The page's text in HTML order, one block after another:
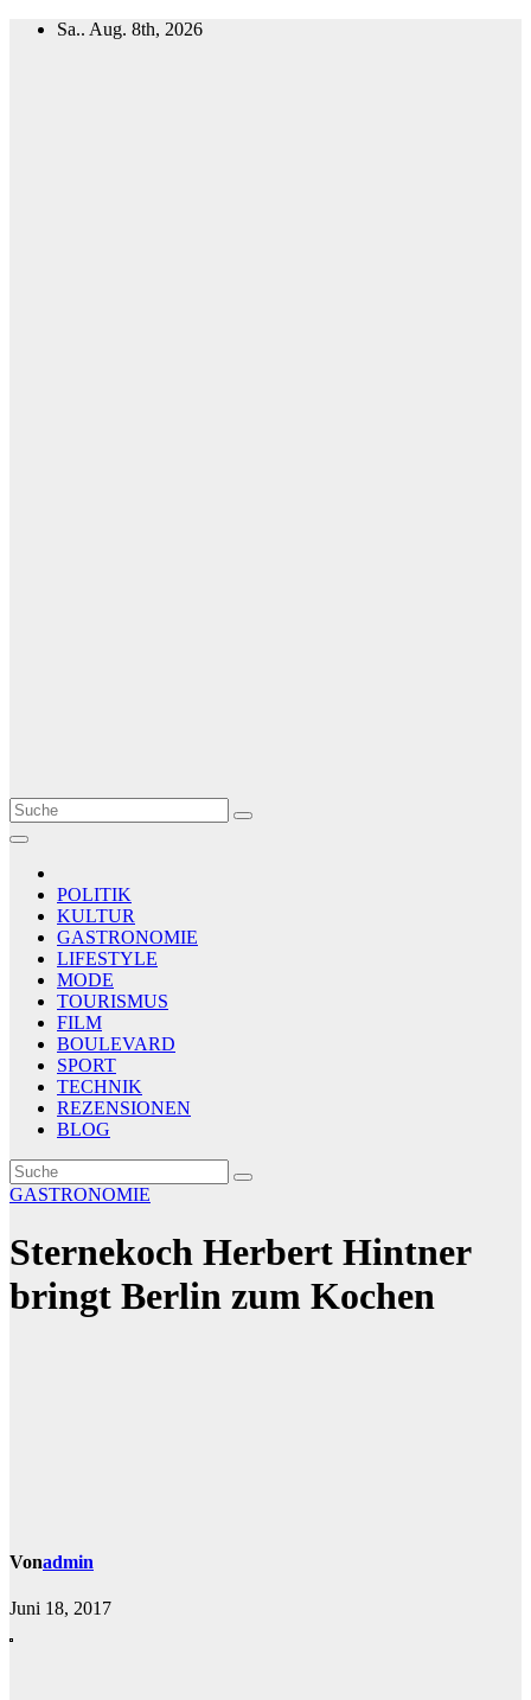
Zum
Sa.. Aug. 8th, 2026
Le Matin
AGENCE DE PRESSE
POLITIK
KULTUR
GASTRONOMIE
LIFESTYLE
MODE
TOURISMUS
FILM
BOULEVARD
SPORT
TECHNIK
REZENSIONEN
BLOG
GASTRONOMIE
Sternekoch Herbert Hintner
bringt Berlin zum Kochen
Vonadmin
Juni 18, 2017